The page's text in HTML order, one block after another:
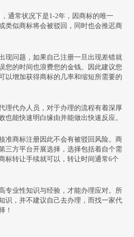
通常状况下是1-2年，因商标的唯一
类似商标将会被驳回，同时也会推迟商
现问题，如果自己注册一旦出现差错就
您的时间也浪费您的金钱。因此建议您
以增加获得商标的几率和缩短所需要的
理代办人员，对于办理的流程有着深厚
也能快速明白缘由并能做出快速反应。
准商标注册因此不会有被驳回风险。商
三方平台开展选择，选择包括着自个需
标转让手续就可以，转让时间通常6个
专业性知识与经验，才能办理应对。所
识，并不建议自己去办理，而找一家代
！